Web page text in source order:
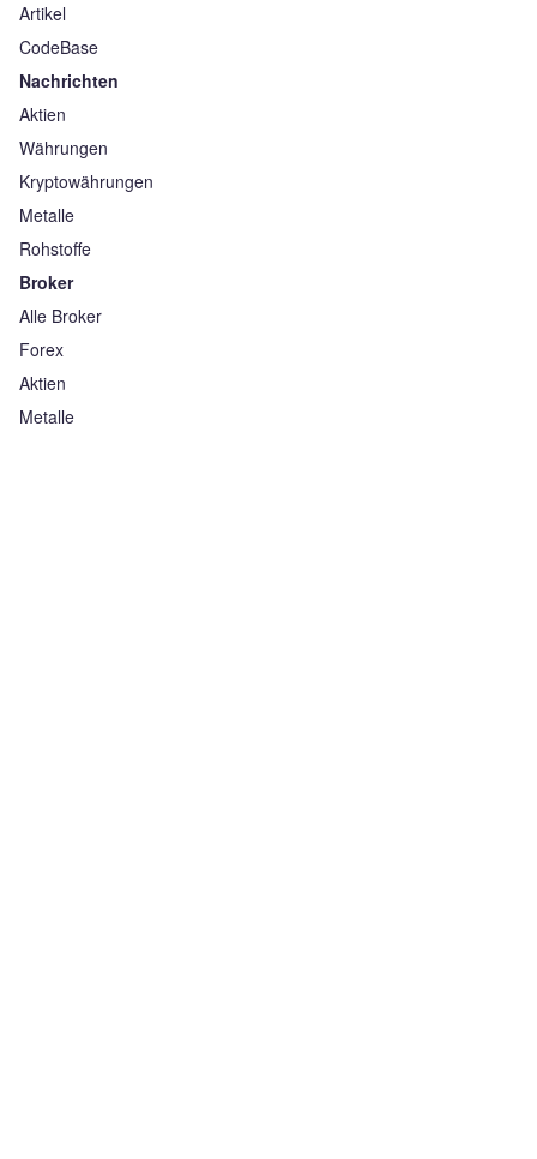
Artikel
CodeBase
Nachrichten
Aktien
Währungen
Kryptowährungen
Metalle
Rohstoffe
Broker
Alle Broker
Forex
Aktien
Metalle